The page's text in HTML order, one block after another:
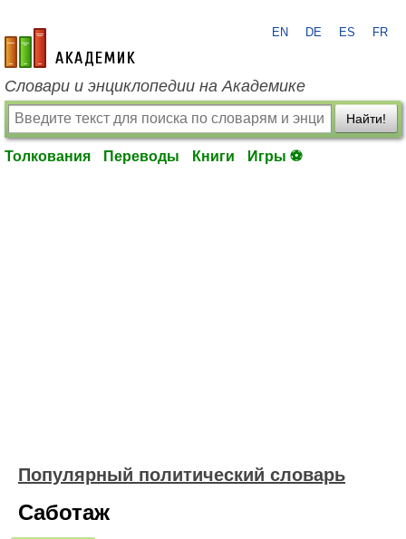
academic.ru
EN DE ES FR
Словари и энциклопедии на Академике
Найти!
Толкования Переводы Книги Игры ⚽
Популярный политический словарь
Саботаж